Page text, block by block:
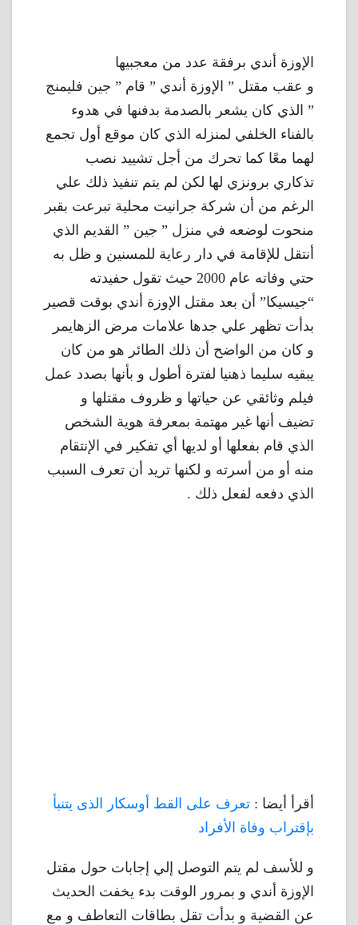
الإوزة أندي برفقة عدد من معجبيها
و عقب مقتل ” الإوزة أندي ” قام ” جين فليمنج
” الذي كان يشعر بالصدمة بدفنها في هدوء
بالفناء الخلفي لمنزله الذي كان موقع أول تجمع
لهما معًا كما تحرك من أجل تشييد نصب
تذكاري برونزي لها لكن لم يتم تنفيذ ذلك علي
الرغم من أن شركة جرانيت محلية تبرعت بقبر
منحوت لوضعه في منزل ” جين ” القديم الذي
أنتقل للإقامة في دار رعاية للمسنين و ظل به
حتي وفاته عام 2000 حيث تقول حفيدته
“جيسيكا” أن بعد مقتل الإوزة أندي بوقت قصير
بدأت تظهر علي جدها علامات مرض الزهايمر
و كان من الواضح أن ذلك الطائر هو من كان
يبقيه سليما ذهنيا لفترة أطول و بأنها بصدد عمل
فيلم وثائقي عن حياتها و ظروف مقتلها و
تضيف أنها غير مهتمة بمعرفة هوية الشخص
الذي قام بفعلها أو لديها أي تفكير في الإنتقام
منه أو من أسرته و لكنها تريد أن تعرف السبب
الذي دفعه لفعل ذلك .
أقرأ أيضا : تعرف على القط أوسكار الذى يتنبأ
بإقتراب وفاة الأفراد
و للأسف لم يتم التوصل إلي إجابات حول مقتل
الإوزة أندي و بمرور الوقت بدء يخفت الحديث
عن القضية و بدأت تقل بطاقات التعاطف و مع